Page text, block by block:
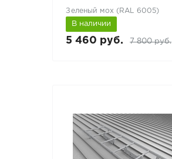
Зеленый мох (RAL 6005)
В наличии
5 460 руб. 7 800 руб.